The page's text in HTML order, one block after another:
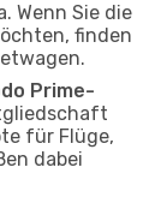
Wenn Sie die
finden
Prime-
für Flüge,
dabei